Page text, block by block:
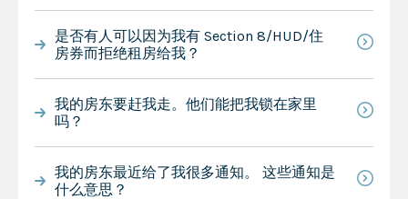
是否有人可以因为我有 Section 8/HUD/住
房券而拒绝租房给我？
我的房东要赶我走。他们能把我锁在家里
吗？
我的房东最近给了我很多通知。 这些通知是
什么意思？